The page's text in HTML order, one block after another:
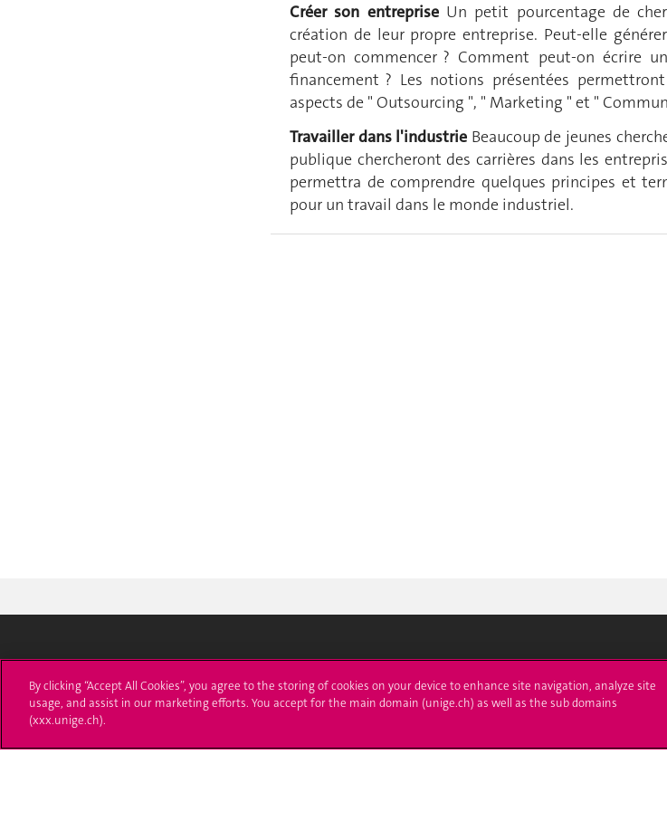
Créer son entrepriseUn petit pourcentage de
création de leur propre entreprise. Peut-elle
peut-on commencer ? Comment peut-on écrire
financement ? Les notions présentées
aspects de " Outsourcing ", " Marketing " et "
Travailler dans l'industrie Beaucoup de jeunes
publique chercheront des carrières dans les
permettra de comprendre quelques principes et
pour un travail dans le monde industriel.
24 rue du Général-Dufour
T. +41 (0)22 379 71 11
Immatriculations
Démarches administratives Médias
By clicking “Accept All Cookies”, you agree to the storing of cookies on your device to enhance site navigation, analyze site
usage, and assist in our marketing efforts. You accept for the main domain (unige.ch) as well as the sub domains
(xxx.unige.ch).